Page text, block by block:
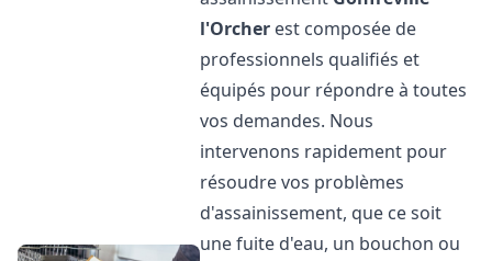
l'Orcher est composée de
professionnels qualifiés et
équipés pour répondre à toutes
vos demandes. Nous
intervenons rapidement pour
résoudre vos problèmes
d'assainissement, que ce soit
une fuite d'eau, un bouchon ou